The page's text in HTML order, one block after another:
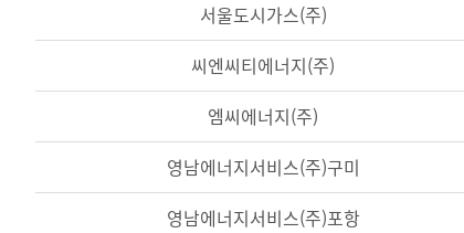
서울도시가스(주)
씨엔씨티에너지(주)
엠씨에너지(주)
영남에너지서비스(주)구미
영남에너지서비스(주)포항